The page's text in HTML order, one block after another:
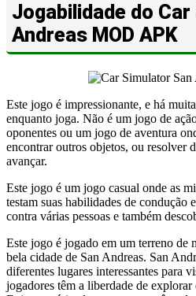
Jogabilidade do
Andreas MOD APK
Este jogo é impressionante, e há
enquanto joga. Não é um jogo de
oponentes ou um jogo de aventura
encontrar outros objetos, ou resolver
avançar.
Este jogo é um jogo casual onde as
testam suas habilidades de condução
contra várias pessoas e também
Este jogo é jogado em um terreno de
bela cidade de San Andreas. San
diferentes lugares interessantes para
jogadores têm a liberdade de